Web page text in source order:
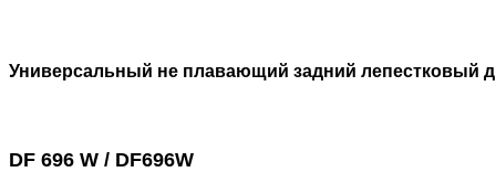
Универсальный не плавающий задний лепестковый
DF 696 W / DF696W